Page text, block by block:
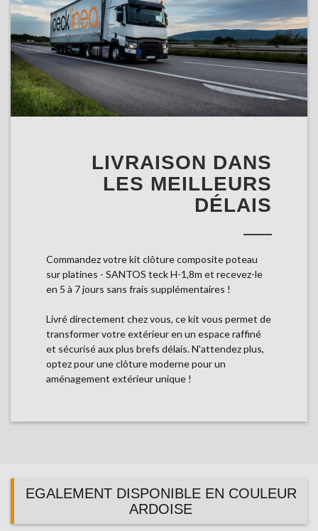
LIVRAISON DANS
LES MEILLEURS
DÉLAIS
Commandez votre kit clôture composite poteau
sur platines - SANTOS teck H-1,8m et recevez-le
en 5 à 7 jours sans frais supplémentaires !
Livré directement chez vous, ce kit vous permet de
transformer votre extérieur en un espace raffiné
et sécurisé aux plus brefs délais. N'attendez plus,
optez pour une clôture moderne pour un
aménagement extérieur unique !
EGALEMENT DISPONIBLE EN COULEUR
ARDOISE